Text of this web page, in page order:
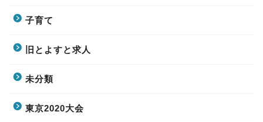
子育て
旧とよすと求人
未分類
東京2020大会